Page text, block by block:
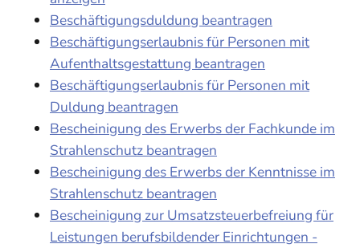
Beschäftigungsduldung beantragen
Beschäftigungserlaubnis für Personen mit
Aufenthaltsgestattung beantragen
Beschäftigungserlaubnis für Personen mit
Duldung beantragen
Bescheinigung des Erwerbs der Fachkunde im
Strahlenschutz beantragen
Bescheinigung des Erwerbs der Kenntnisse im
Strahlenschutz beantragen
Bescheinigung zur Umsatzsteuerbefreiung für
Leistungen berufsbildender Einrichtungen -